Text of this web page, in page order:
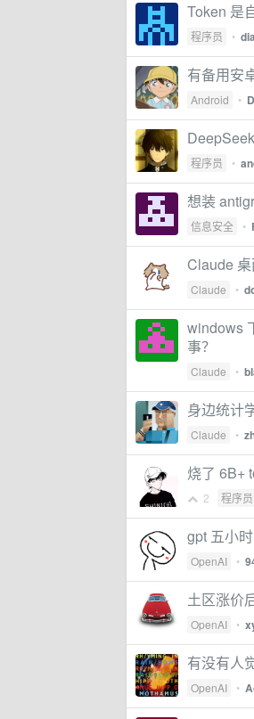
Token 是
程序员 •
有备用安
Android •
程序员 •
想装
信息安全 •
Claude 桌
Claude •
windows
事？
Claude •
身边统计
Claude •
烧了 6B+
2 程序员
gpt 五小
OpenAI •
土区涨价
OpenAI •
有没有人
OpenAI •